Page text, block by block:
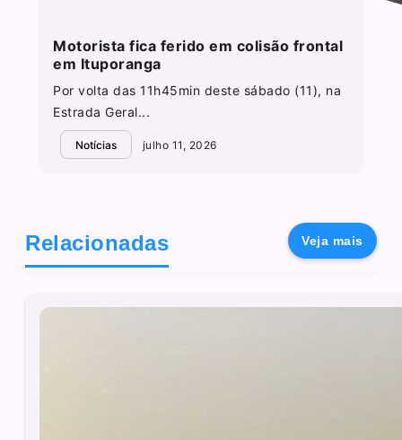
Motorista fica ferido em colisão frontal
em Ituporanga
Por volta das 11h45min deste sábado (11), na
Estrada Geral...
Notícias julho 11, 2026
Relacionadas Veja mais